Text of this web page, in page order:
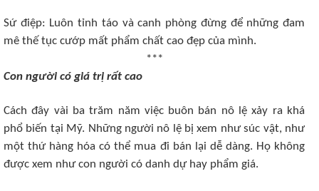
Sứ điệp: Luôn tỉnh táo và canh phòng đừng để những đam
mê thế tục cướp mất phẩm chất cao đẹp của mình.
***
Con người có giá trị rất cao
Cách đây vài ba trăm năm việc buôn bán nô lệ xảy ra khá
phổ biến tại Mỹ. Những người nô lệ bị xem như súc vật, như
một thứ hàng hóa có thể mua đi bán lại dễ dàng. Họ không
được xem như con người có danh dự hay phẩm giá.